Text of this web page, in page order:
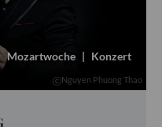
Mozartwoche | Konzert
Nguyen Phuong Thao